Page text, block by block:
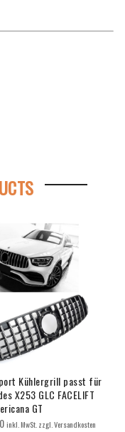
Kühlergrill passt für
X253 GLC FACELIFT
GT
inkl. MwSt. zzgl. Versandkosten